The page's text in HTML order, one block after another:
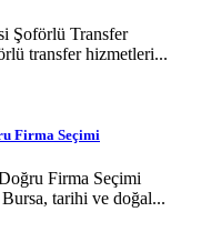
Şoförlü Transfer
transfer hizmetleri...
Firma Seçimi
Firma Seçimi
tarihi ve doğal...